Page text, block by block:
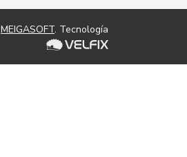
MEIGASOFT. Tecnología